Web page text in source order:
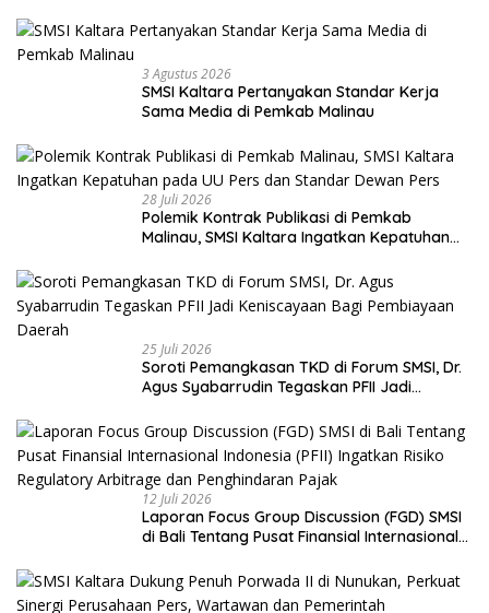
3 Agustus 2026
SMSI Kaltara Pertanyakan Standar Kerja
Sama Media di Pemkab Malinau
28 Juli 2026
Polemik Kontrak Publikasi di Pemkab
Malinau, SMSI Kaltara Ingatkan Kepatuhan
25 Juli 2026
Soroti Pemangkasan TKD di Forum SMSI, Dr.
Agus Syabarrudin Tegaskan PFII Jadi
12 Juli 2026
Laporan Focus Group Discussion (FGD) SMSI
di Bali Tentang Pusat Finansial Internasional
Arbitrage dan Penghindaran Pajak